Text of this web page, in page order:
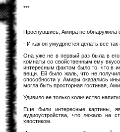
***
Проснувшись, Амира не обнаружила
- И как он умудряется делать все
Она уже не в первый раз была в его
комнаты со свойственным ему
интересным фактом было то, что в
вещи. Ей было жаль, что не
способности у Амиры оказались
могла быть просторная гостиная,
Удивило ее только количество
Еще были интересные картины,
аудиоустройства, что лежало на
хвостиком.